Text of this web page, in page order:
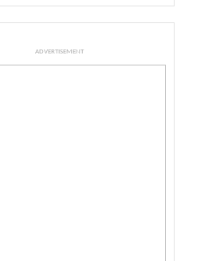
ADVERTISEMENT